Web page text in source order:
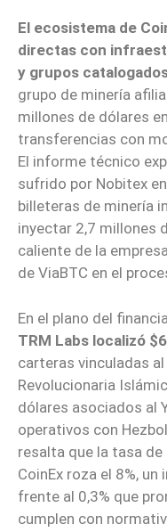
El ecosistema de
directas con
y grupos
grupo de minería
millones de dólares
transferencias con
El informe técnico
sufrido por Nobitex
billeteras de minería
inyectar 2,7 millones
caliente de la
de ViaBTC en el
En el plano del
TRM Labs localizó
carteras vinculadas
Revolucionaria
dólares asociados al
operativos con
resalta que la tasa
CoinEx roza el 8%,
frente al 0,3% que
cumplen con